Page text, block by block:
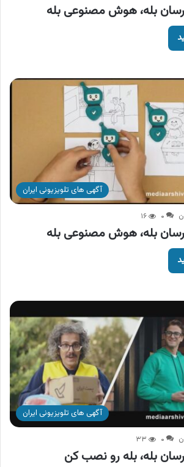
بله، هوش مصنوعی بله
آگهی های تلویزیونی ایران
۰ ۱۶
بله، هوش مصنوعی بله
آگهی های تلویزیونی ایران
۰ ۳۳
بله، بله رو نصب کن